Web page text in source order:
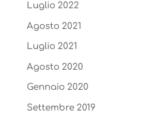
Luglio 2022
Agosto 2021
Luglio 2021
Agosto 2020
Gennaio 2020
Settembre 2019